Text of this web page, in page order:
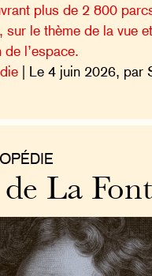
plus de 2 800
sur le thème de la vue
l’espace.
| Le 4 juin 2026, par
de La